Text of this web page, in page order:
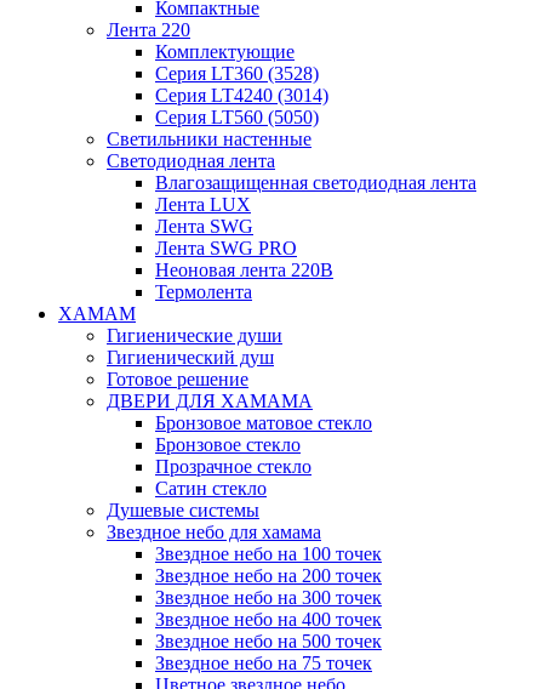
Компактные
Лента 220
Комплектующие
Серия LT360 (3528)
Серия LT4240 (3014)
Серия LT560 (5050)
Светильники настенные
Светодиодная лента
Влагозащищенная светодиодная лента
Лента LUX
Лента SWG
Лента SWG PRO
Неоновая лента 220В
Термолента
ХАМАМ
Гигиенические души
Гигиенический душ
Готовое решение
ДВЕРИ ДЛЯ ХАМАМА
Бронзовое матовое стекло
Бронзовое стекло
Прозрачное стекло
Сатин стекло
Душевые системы
Звездное небо для хамама
Звездное небо на 100 точек
Звездное небо на 200 точек
Звездное небо на 300 точек
Звездное небо на 400 точек
Звездное небо на 500 точек
Звездное небо на 75 точек